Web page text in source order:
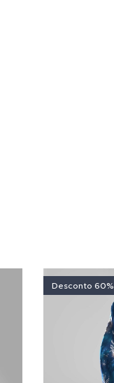
Desconto 60%